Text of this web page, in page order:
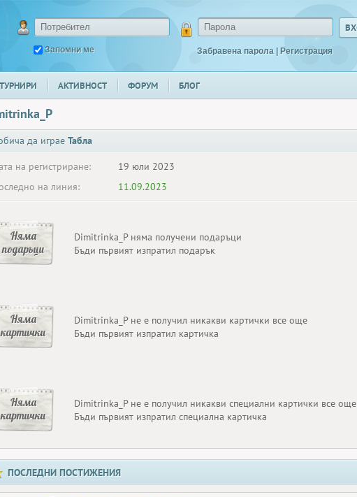
Запомни ме Забравена парола | Регистрация
ТУРНИРИ АКТИВНОСТ ФОРУМ БЛОГ
да играе Табла
на регистриране:
19 юли 2023
на линия:
11.09.2023
Няма
подаръци
Dimitrinka_P няма получени подаръци
Бъди първият изпратил подарък
Няма
картички
Dimitrinka_P не е получил никакви картички все още
Бъди първият изпратил картичка
Няма
картички
Dimitrinka_P не е получил никакви специални картички все още
Бъди първият изпратил специална картичка
ПОСЛЕДНИ ПОСТИЖЕНИЯ